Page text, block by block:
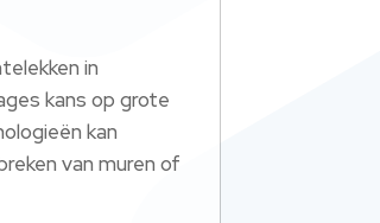
in
kans op grote
kan
van muren of